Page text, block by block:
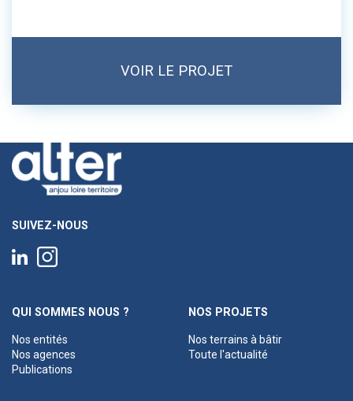
VOIR LE PROJET
SUIVEZ-NOUS
QUI SOMMES NOUS ?
Nos entités
Nos agences
Publications
NOS PROJETS
Nos terrains à bâtir
Toute l'actualité